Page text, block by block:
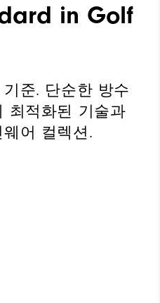
in Golf
준. 단순한 방수
최적화된 기술과
어 컬렉션.